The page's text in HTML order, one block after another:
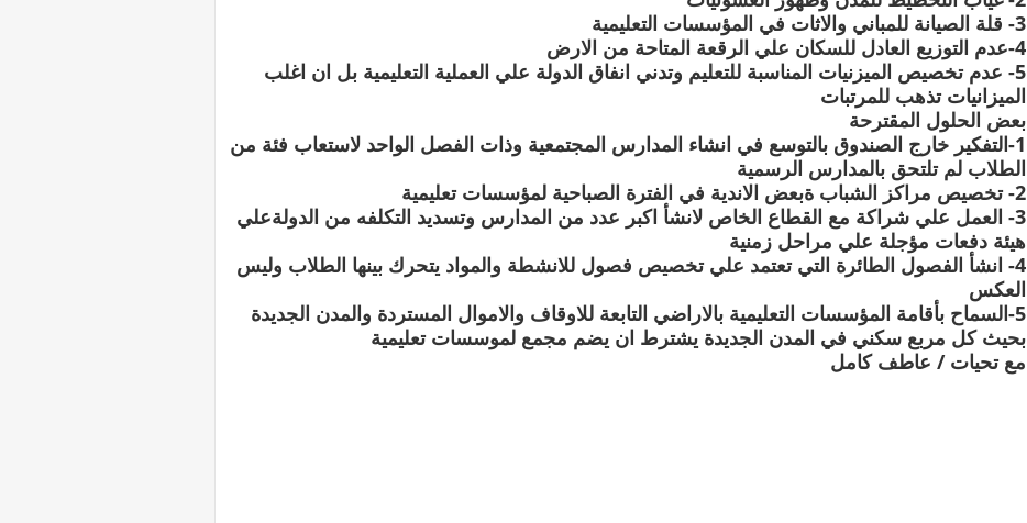
3- قلة الصيانة للمباني والاثات في المؤسسات التعليمية
4-عدم التوزيع العادل للسكان علي الرقعة المتاحة من الارض
5- عدم تخصيص الميزنيات المناسبة للتعليم وتدني انفاق الدولة علي العملية التعليمية بل ان اغلب
الميزانيات تذهب للمرتبات
بعض الحلول المقترحة
1-التفكير خارج الصندوق بالتوسع في انشاء المدارس المجتمعية وذات الفصل الواحد لاستعاب فئة من
الطلاب لم تلتحق بالمدارس الرسمية
2- تخصيص مراكز الشباب ةبعض الاندية في الفترة الصباحية لمؤسسات تعليمية
3- العمل علي شراكة مع القطاع الخاص لانشأ اكبر عدد من المدارس وتسديد التكلفه من الدولةعلي
هيئة دفعات مؤجلة علي مراحل زمنية
4- انشأ الفصول الطائرة التي تعتمد علي تخصيص فصول للانشطة والمواد يتحرك بينها الطلاب وليس
العكس
5-السماح بأقامة المؤسسات التعليمية بالاراضي التابعة للاوقاف والاموال المستردة والمدن الجديدة
بحيث كل مربع سكني في المدن الجديدة يشترط ان يضم مجمع لموسسات تعليمية
مع تحيات / عاطف كامل